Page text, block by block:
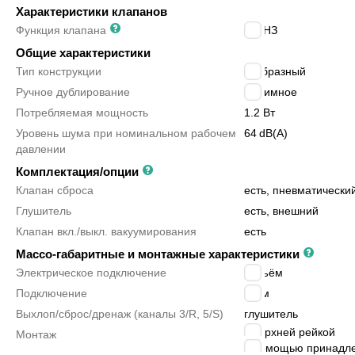
Характеристики клапанов
Функция клапана 2/2 НЗ
Общие характеристики
Тип конструкции
Т-образный
Ручное дублирование
нажимное
Потребляемая мощность
1.2 Вт
Уровень шума при номинальном рабочем
давлении
64dB(A)
Комплектация/опции
Клапан сброса
есть,
Глушитель
есть, внешний
Клапан вкл./выкл. вакуумирования
есть
Массо-габаритные и монтажные характеристики
Электрическое подключение
разъём
Подключение
6 мм
Выхлоп/сброс/дренаж (каналы 3/R, 5/S)
глушитель
Монтаж
с верхней рейкой
с помощью